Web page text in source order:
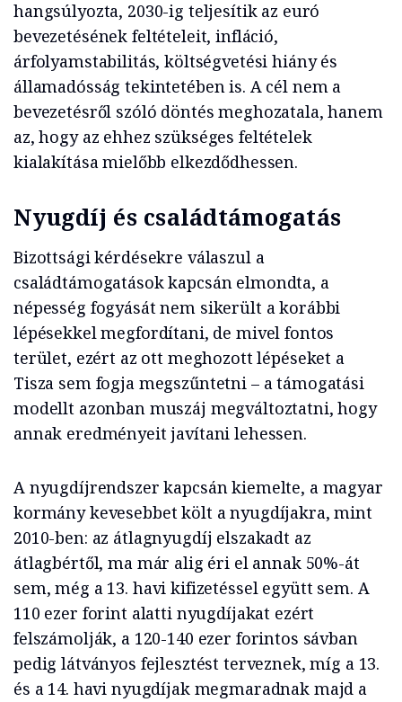
hangsúlyozta, 2030-ig teljesítik az euró
bevezetésének feltételeit, infláció,
árfolyamstabilitás, költségvetési hiány és
államadósság tekintetében is. A cél nem a
bevezetésről szóló döntés meghozatala, hanem
az, hogy az ehhez szükséges feltételek
kialakítása mielőbb elkezdődhessen.
Nyugdíj és családtámogatás
Bizottsági kérdésekre válaszul a
családtámogatások kapcsán elmondta, a
népesség fogyását nem sikerült a korábbi
lépésekkel megfordítani, de mivel fontos
terület, ezért az ott meghozott lépéseket a
Tisza sem fogja megszűntetni – a támogatási
modellt azonban muszáj megváltoztatni, hogy
annak eredményeit javítani lehessen.
A nyugdíjrendszer kapcsán kiemelte, a magyar
kormány kevesebbet költ a nyugdíjakra, mint
2010-ben: az átlagnyugdíj elszakadt az
átlagbértől, ma már alig éri el annak 50%-át
sem, még a 13. havi kifizetéssel együtt sem. A
110 ezer forint alatti nyugdíjakat ezért
felszámolják, a 120-140 ezer forintos sávban
pedig látványos fejlesztést terveznek, míg a 13.
és a 14. havi nyugdíjak megmaradnak majd a